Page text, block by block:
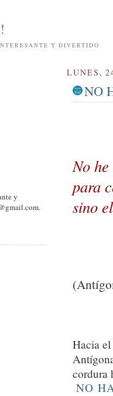
Y DIVERTIDO
LUNES,
NO
No
para
sino
Hacia
cordura
NO
y